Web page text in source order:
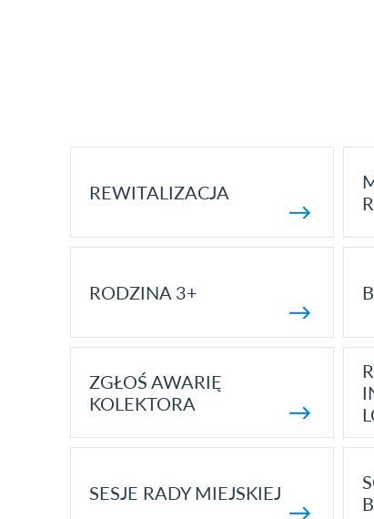
REWITALIZACJA
RODZINA 3+
ZGŁOŚ AWARIĘ
KOLEKTORA
SESJE RADY MIEJSKIEJ